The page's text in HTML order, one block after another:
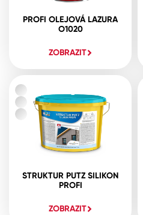
PROFI OLEJOVÁ LAZURA
O1020
ZOBRAZIT
STRUKTUR PUTZ SILIKON
PROFI
ZOBRAZIT